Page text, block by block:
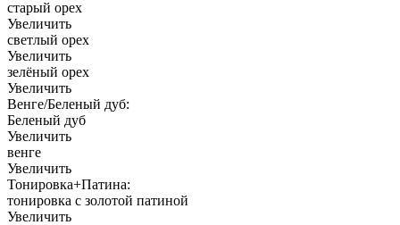
старый орех
Увеличить
светлый орех
Увеличить
зелёный орех
Увеличить
Венге/Беленый дуб:
Беленый дуб
Увеличить
венге
Увеличить
Тонировка+Патина:
тонировка с золотой патиной
Увеличить